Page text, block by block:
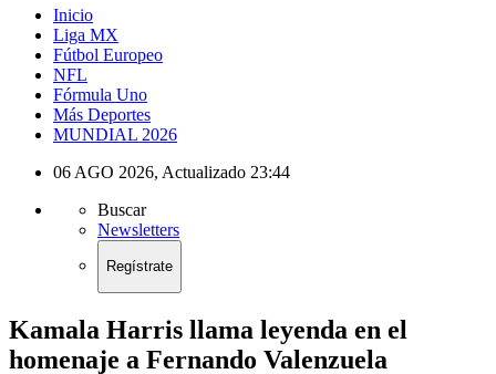
Inicio
Liga MX
Fútbol Europeo
NFL
Fórmula Uno
Más Deportes
MUNDIAL 2026
06 AGO 2026, Actualizado 23:44
Buscar
Newsletters
Regístrate
Kamala Harris llama leyenda en el
homenaje a Fernando Valenzuela